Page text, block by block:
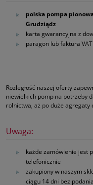
polska pompa
Grudziądz
karta gwarancyjna z
paragon lub faktura
Rozległość naszej oferty
niewielkich pomp na potrzeby
rolnictwa, aż po duże agregaty
Uwaga:
każde zamówienie jest
telefonicznie
zakupiony w naszym
ciągu 14 dni bez